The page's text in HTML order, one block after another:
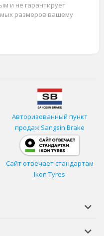
и не гарантирует
размеров вашему
Авторизованный пункт
продаж Sangsin Brake
Сайт отвечает стандартам
Ikon Tyres